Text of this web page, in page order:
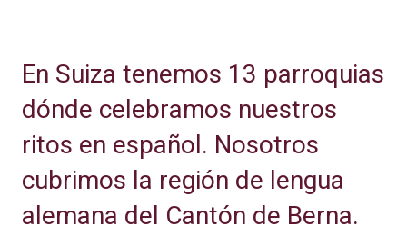
En Suiza tenemos 13 parroquias
dónde celebramos nuestros
ritos en español. Nosotros
cubrimos la región de lengua
alemana del Cantón de Berna.